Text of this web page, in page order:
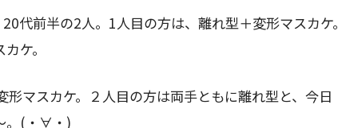
代前半の2人。1人目の方は、離れ型＋変形マスカケ。
ケ。
マスカケ。２人目の方は両手ともに離れ型と、今日
。(・∀・)